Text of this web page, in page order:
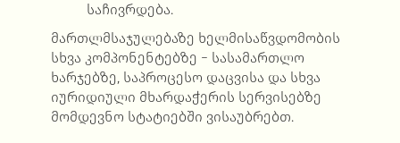
საჩივრდება.
მართლმსაჯულებაზე ხელმისაწვდომობის
სხვა კომპონენტებზე − სასამართლო
ხარჯებზე, საპროცესო დაცვისა და სხვა
იურიდიული მხარდაჭერის სერვისებზე
მომდევნო სტატიებში ვისაუბრებთ.